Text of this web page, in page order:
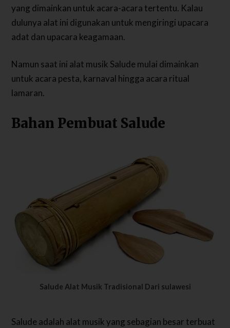
yang dimainkan untuk acara-acara tertentu. Kalau
dulunya alat ini digunakan untuk mengiringi upacara
adat dan upacara keagamaan.
Namun saat ini alat musik Salude mulai dimainkan
untuk acara pesta, karnaval hingga acara ritual
lamaran.
Bahan Pembuat Salude
Salude Alat Musik Tradisional Dari sulawesi
Salude adalah alat musik yang sebagian besar terbuat